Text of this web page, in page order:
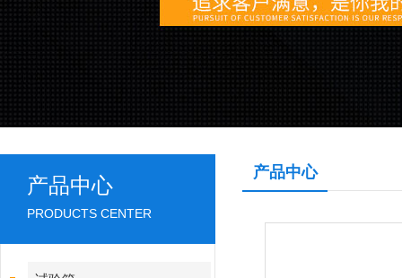
产品中心
PRODUCTS CENTER
产品中心